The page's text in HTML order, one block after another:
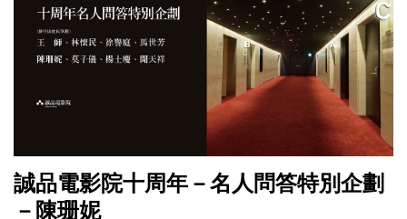
誠品電影院十周年－名人問答特別企劃
－陳珊妮